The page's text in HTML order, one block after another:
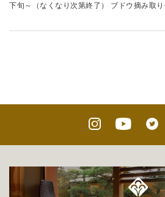
下旬～（なくなり次第終了） ブドウ摘み取